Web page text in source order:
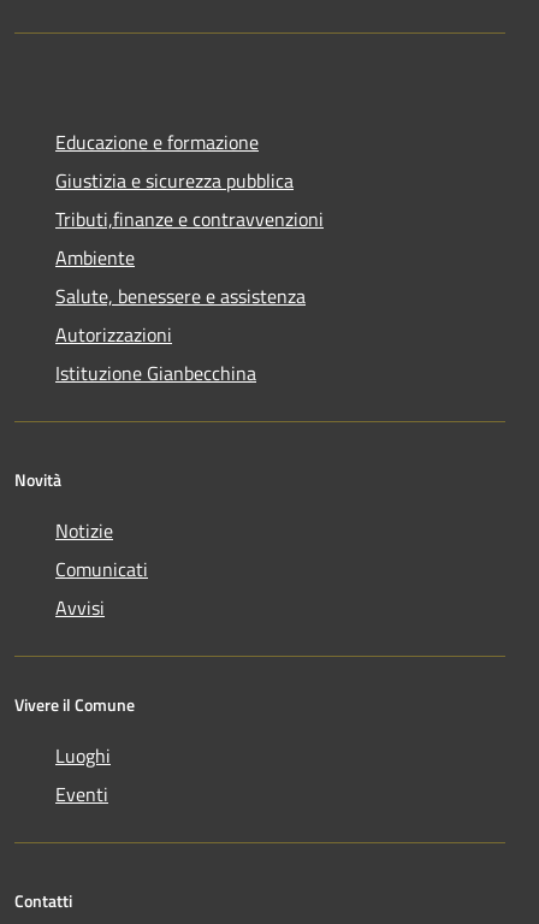
Educazione e formazione
Giustizia e sicurezza pubblica
Tributi,finanze e contravvenzioni
Ambiente
Salute, benessere e assistenza
Autorizzazioni
Istituzione Gianbecchina
Novità
Notizie
Comunicati
Avvisi
Vivere il Comune
Luoghi
Eventi
Contatti